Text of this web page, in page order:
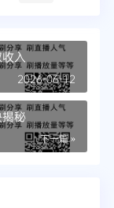
入
2026-06-12
秘
下一篇 »